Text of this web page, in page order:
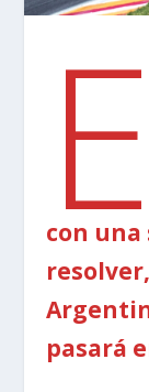
E
con
pasará